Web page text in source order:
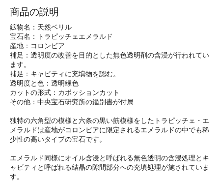
商品の説明
鉱物名：天然ベリル
宝石名：トラピッチェエメラルド
産地：コロンビア
補足：透明度の改善を目的とした無色透明剤の含浸が行われてい
ます。
補足：キャビティに充填物を認む。
透明度と色：透明緑色
カットの形式：カボッションカット
その他：中央宝石研究所の鑑別書が付属
独特の六角型の模様と六条の黒い筋模様をしたトラピッチェ・エ
メラルドは産地がコロンビアに限定されるエメラルドの中でも稀
少性の高いタイプの宝石です。
エメラルド同様にオイル含浸と呼ばれる無色透明の含浸処理とキ
ャビティと呼ばれる結晶の隙間部分への充填処理が施されていま
す。